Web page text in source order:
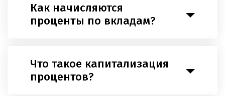
Как начисляются
проценты по вкладам?
Что такое капитализация
процентов?